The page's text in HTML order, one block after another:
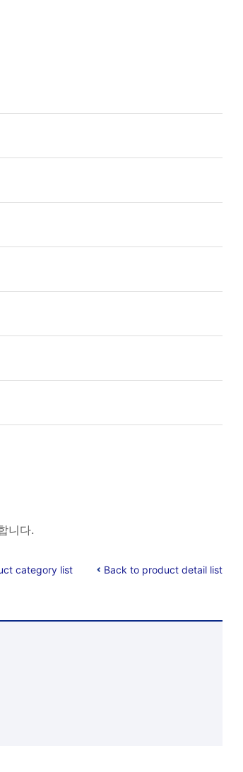
니다.
category list Back to product detail list